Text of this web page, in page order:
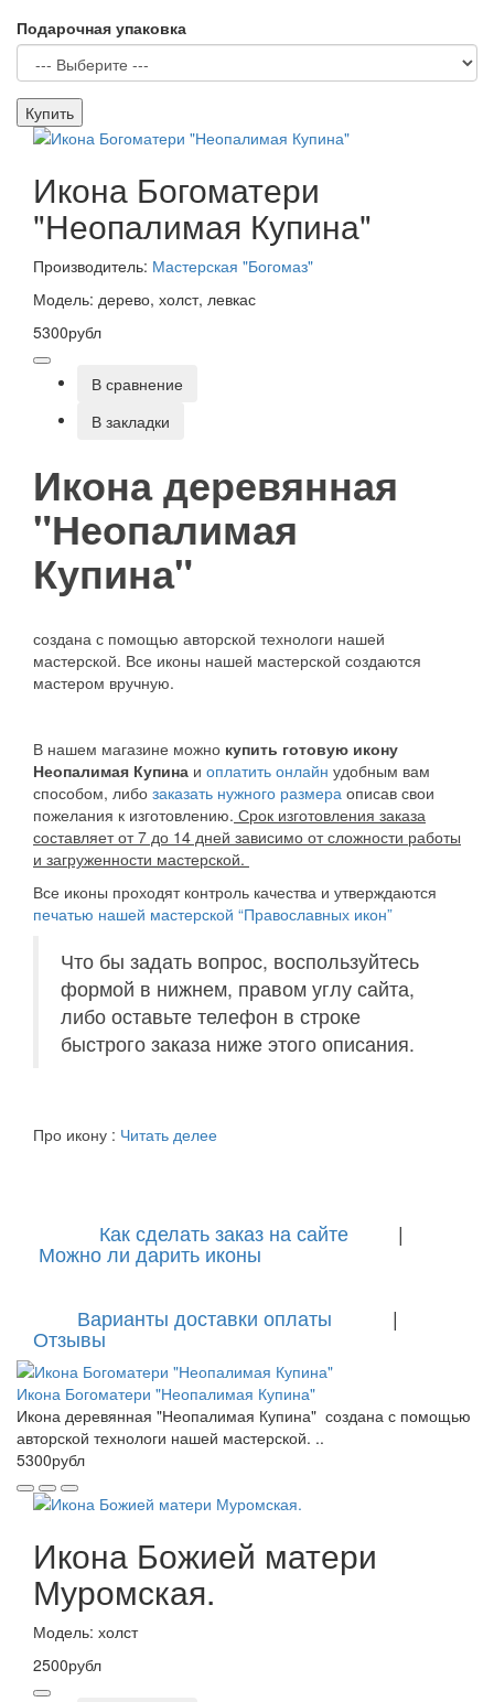
Подарочная упаковка
Купить
Икона Богоматери
"Неопалимая Купина"
Производитель: Мастерская "Богомаз"
Модель: дерево, холст, левкас
5300рубл
В сравнение
В закладки
Икона деревянная
"Неопалимая
Купина"
создана с помощью авторской технологи нашей
мастерской. Все иконы нашей мастерской создаются
мастером вручную.
В нашем магазине можно купить готовую икону
Неопалимая Купина и оплатить онлайн удобным вам
способом, либо заказать нужного размера описав свои
пожелания к изготовлению. Срок изготовления заказа
составляет от 7 до 14 дней зависимо от сложности работы
и загруженности мастерской.
Все иконы проходят контроль качества и утверждаются
печатью нашей мастерской “Православных икон”
Что бы задать вопрос, воспользуйтесь
формой в нижнем, правом углу сайта,
либо оставьте телефон в строке
быстрого заказа ниже этого описания.
Про икону : Читать делее
Как сделать заказ на сайте |
Можно ли дарить иконы
Варианты доставки оплаты |
Отзывы
Икона Богоматери "Неопалимая Купина"
Икона деревянная "Неопалимая Купина" создана с помощью
авторской технологи нашей мастерской. ..
5300рубл
Икона Божией матери
Муромская.
Модель: холст
2500рубл